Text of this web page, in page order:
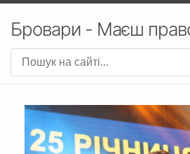
Бровари - Маєш